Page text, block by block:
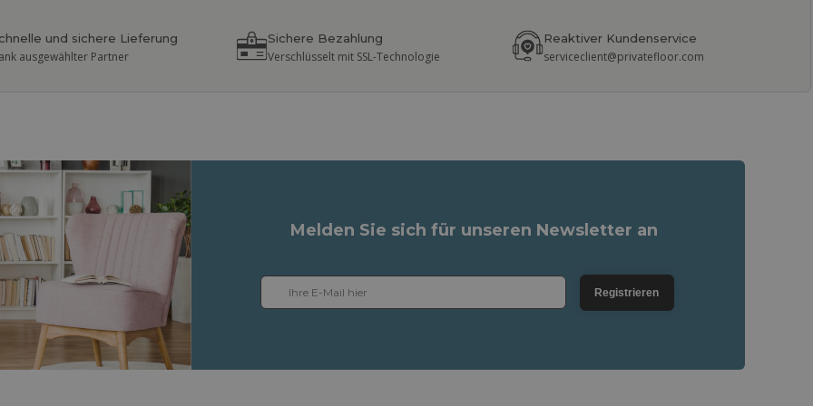
und sichere Lieferung
ausgewählter Partner
Sichere Bezahlung
Verschlüsselt mit SSL-Technologie
Reaktiver Kundenservice
serviceclient@privatefloor.com
Melden Sie sich für unseren Newsletter an
Registrieren